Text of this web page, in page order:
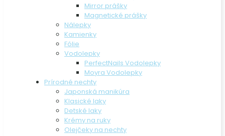
Mirror prášky
Magnetické prášky
Nálepky
Kamienky
Fólie
Vodolepky
PerfectNails Vodolepky
Moyra Vodolepky
Prírodné nechty
Japonská manikúra
Klasické laky
Detské laky
Krémy na ruky
Olejčeky na nechty